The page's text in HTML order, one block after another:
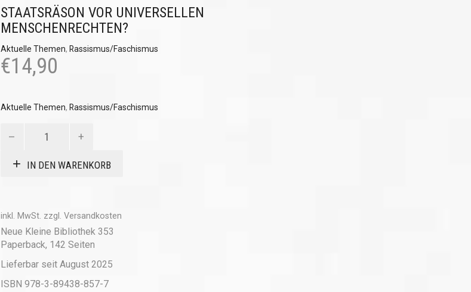
STAATSRÄSON VOR UNIVERSELLEN
MENSCHENRECHTEN?
Aktuelle Themen, Rassismus/Faschismus
€14,90
Aktuelle Themen, Rassismus/Faschismus
Antisemitismus
IN DEN WARENKORB
inkl. MwSt. zzgl. Versandkosten
Neue Kleine Bibliothek 353
Paperback, 142 Seiten
Lieferbar seit August 2025
ISBN 978-3-89438-857-7